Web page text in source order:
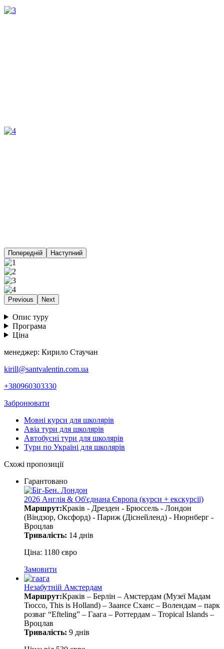
Попередній Наступний
Previous Next
Опис туру
Програма
Ціна
менеджер: Кирило Стаучан
kirill@santvalentin.com.ua
+380960303330
Забронювати
Мовні курси для школярів
Авіа тури для школярів
Автобусні тури для школярів
Тури по Україні для школярів
Схожі пропозиції
Гарантовано
2026 Англія & Об'єднана Європа (курси + екскурсії)
Маршрут:Краків - Дрезден - Брюссель - Лондон
(Віндзор, Оксфорд) - Париж (Діснейленд) - Нюрнберг -
Вроцлав
Тривалість: 14 днів
Ціна: 1180 євро
Замовити
Незабутній Амстердам
Маршрут:Краків – Берлін – Амстердам (Музеї Мадам
Тюссо, This is Holland) – Заансе Сханс – Волендам – парк
розваг “Efteling” – Гаага – Роттердам – Tropical Islands –
Вроцлав
Тривалість: 9 днів